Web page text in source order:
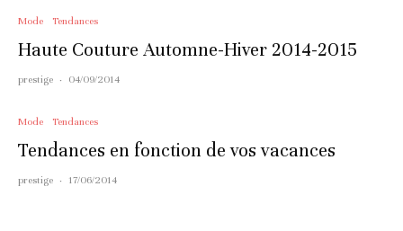
Mode Tendances
Haute Couture Automne-Hiver 2014-2015
prestige · 04/09/2014
Mode Tendances
Tendances en fonction de vos vacances
prestige · 17/06/2014